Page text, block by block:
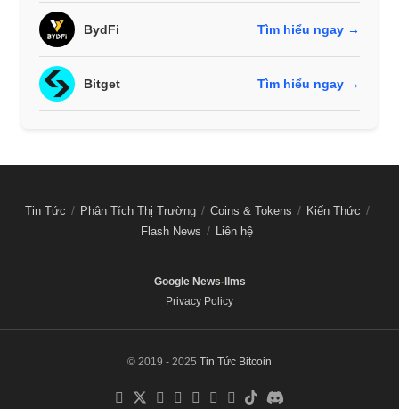
BydFi Tìm hiểu ngay →
Bitget Tìm hiểu ngay →
Tin Tức Phân Tích Thị Trường Coins & Tokens
Kiến Thức
Flash News
Liên hệ
Google News-llms
Privacy Policy
© 2019 - 2025 Tin Tức Bitcoin